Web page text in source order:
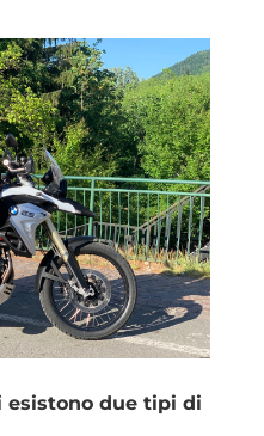
esistono due tipi di